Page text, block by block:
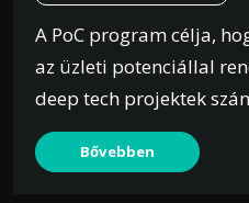
A PoC program célja,
az üzleti potenciállal
deep tech projektek
Bővebben